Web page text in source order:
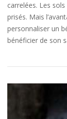
carrelées. Les
prisés. Mais
personnaliser un
bénéficier de son